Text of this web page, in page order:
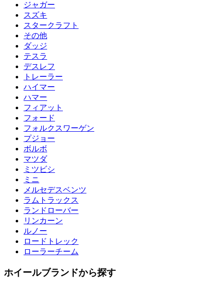
ジャガー
スズキ
スタークラフト
その他
ダッジ
テスラ
デスレフ
トレーラー
ハイマー
ハマー
フィアット
フォード
フォルクスワーゲン
プジョー
ボルボ
マツダ
ミツビシ
ミニ
メルセデスベンツ
ラムトラックス
ランドローバー
リンカーン
ルノー
ロードトレック
ローラーチーム
ホイールブランドから探す